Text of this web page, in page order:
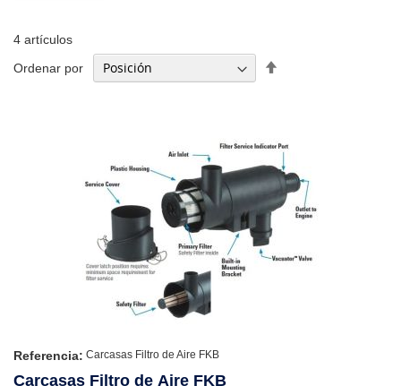
4 artículos
Ordenar por
Referencia: Carcasas Filtro de Aire FKB
Carcasas Filtro de Aire FKB